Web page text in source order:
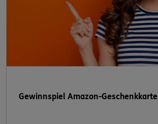
Gewinnspiel Amazon-Geschenkkarte